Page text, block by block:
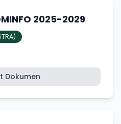
2025-2029
Dokumen